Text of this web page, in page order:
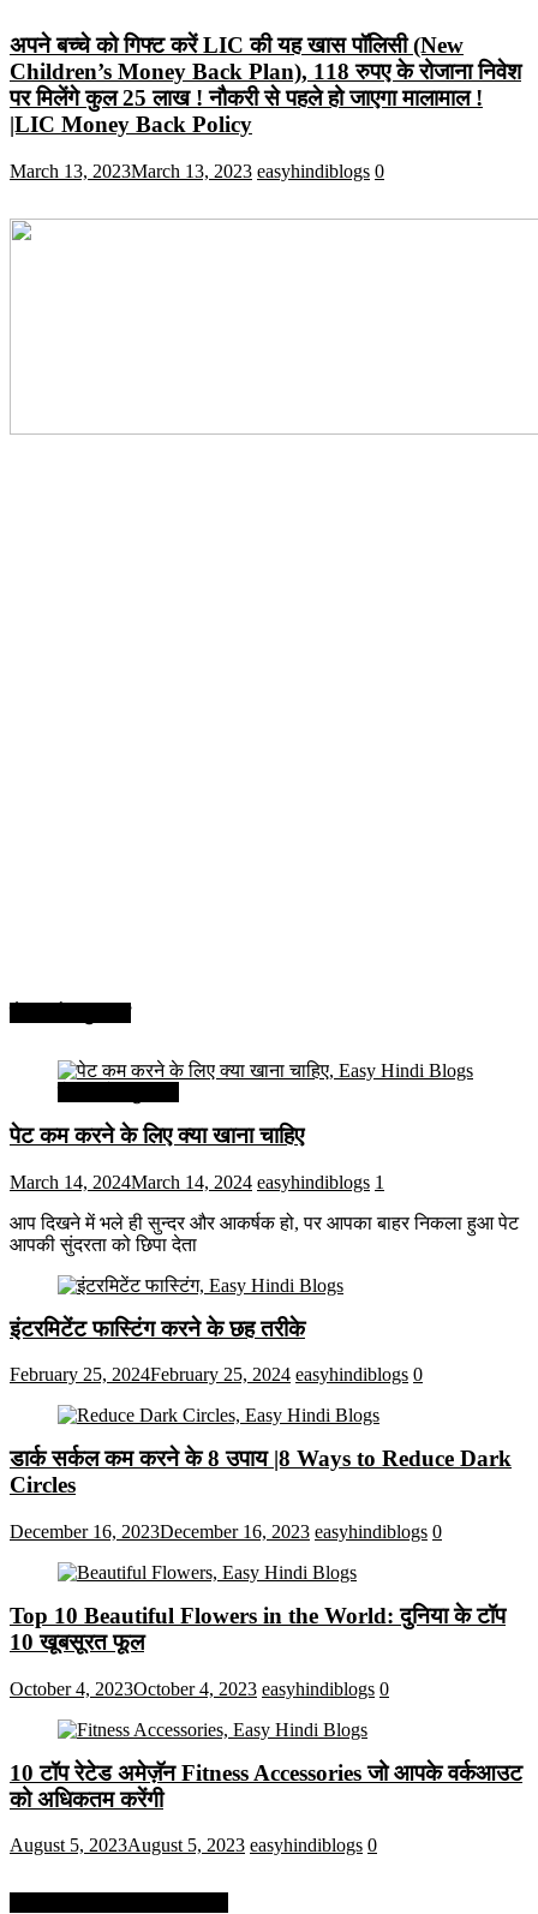
अपने बच्चे को गिफ्ट करें LIC की यह खास पॉलिसी (New
Children’s Money Back Plan), 118 रुपए के रोजाना निवेश
पर मिलेंगे कुल 25 लाख ! नौकरी से पहले हो जाएगा मालामाल !
|LIC Money Back Policy
March 13, 2023March 13, 2023 easyhindiblogs 0
पेट कम करने के लिए क्या खाना चाहिए
March 14, 2024March 14, 2024 easyhindiblogs 1
आप दिखने में भले ही सुन्दर और आकर्षक हो, पर आपका बाहर निकला हुआ पेट
आपकी सुंदरता को छिपा देता
इंटरमिटेंट फास्टिंग करने के छह तरीके
February 25, 2024February 25, 2024 easyhindiblogs 0
डार्क सर्कल कम करने के 8 उपाय |8 Ways to Reduce Dark
Circles
December 16, 2023December 16, 2023 easyhindiblogs 0
Top 10 Beautiful Flowers in the World: दुनिया के टॉप
10 खूबसूरत फूल
October 4, 2023October 4, 2023 easyhindiblogs 0
10 टॉप रेटेड अमेज़ॅन Fitness Accessories जो आपके वर्कआउट
को अधिकतम करेंगी
August 5, 2023August 5, 2023 easyhindiblogs 0